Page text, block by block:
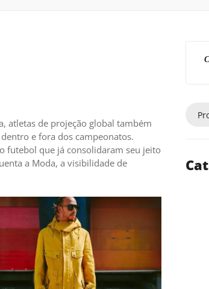
a melhorar ainda mais os seus
atletas de projeção global também
e fora dos campeonatos.
futebol que já consolidaram seu jeito
a Moda, a visibilidade de